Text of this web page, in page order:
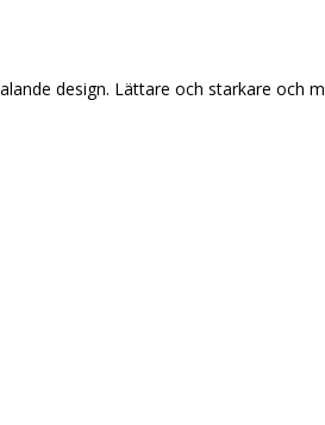
design. Lättare och starkare